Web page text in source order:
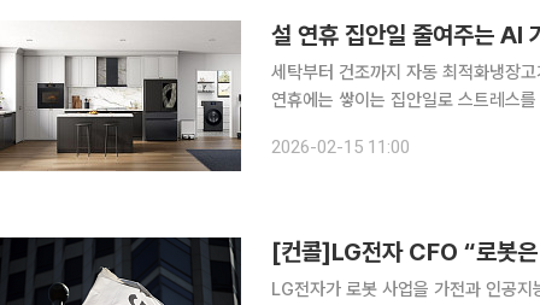
설 연휴 집안일 줄여주는 AI
세탁부터 건조까지 자동 최적화냉장고
연휴에는 쌓이는 집안일로 스트레스
가볍게 만든다. 특히, 명절에는
2026-02-15 11:00
[컨콜]LG전자 CFO “로봇
LG전자가 로봇 사업을 가전과 인공지능